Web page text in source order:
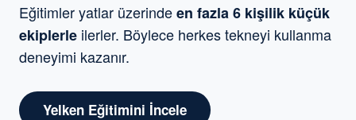
Eğitimler yatlar üzerindeen fazla 6 kişilik küçük
ekiplerle ilerler. Böylece herkes tekneyi kullanma
deneyimi kazanır.
Yelken Eğitimini İncele